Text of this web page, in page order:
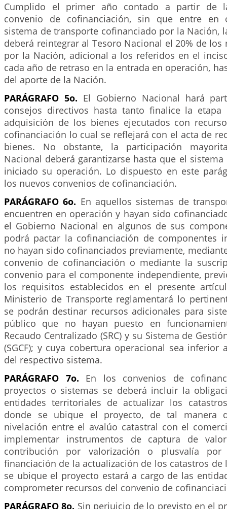
Cumplido el primer año contado a partir de
convenio de cofinanciación, sin que entre en
sistema de transporte cofinanciado por la Nación,
deberá reintegrar al Tesoro Nacional el 20% de los
por la Nación, adicional a los referidos en el
cada año de retraso en la entrada en operación,
del aporte de la Nación.
PARÁGRAFO 5o. El Gobierno Nacional hará
consejos directivos hasta tanto finalice la
adquisición de los bienes ejecutados con
cofinanciación lo cual se reflejará con el acta de
bienes. No obstante, la participación
Nacional deberá garantizarse hasta que el
iniciado su operación. Lo dispuesto en este
los nuevos convenios de cofinanciación.
PARÁGRAFO 6o. En aquellos sistemas de
encuentren en operación y hayan sido
el Gobierno Nacional en algunos de sus
podrá pactar la cofinanciación de componentes
no hayan sido cofinanciados previamente,
convenio de cofinanciación o mediante la
convenio para el componente independiente,
los requisitos establecidos en el presente
Ministerio de Transporte reglamentará lo
se podrán destinar recursos adicionales para
público que no hayan puesto en
Recaudo Centralizado (SRC) y su Sistema de
(SGCF); y cuya cobertura operacional sea inferior
del respectivo sistema.
PARÁGRAFO 7o. En los convenios de
proyectos o sistemas se deberá incluir la
entidades territoriales de actualizar los
donde se ubique el proyecto, de tal manera
nivelación entre el avalúo catastral con el
implementar instrumentos de captura de
contribución por valorización o plusvalía
financiación de la actualización de los catastros de
se ubique el proyecto estará a cargo de las
comprometer recursos del convenio de
PARÁGRAFO 8o. Sin perjuicio de lo previsto en el